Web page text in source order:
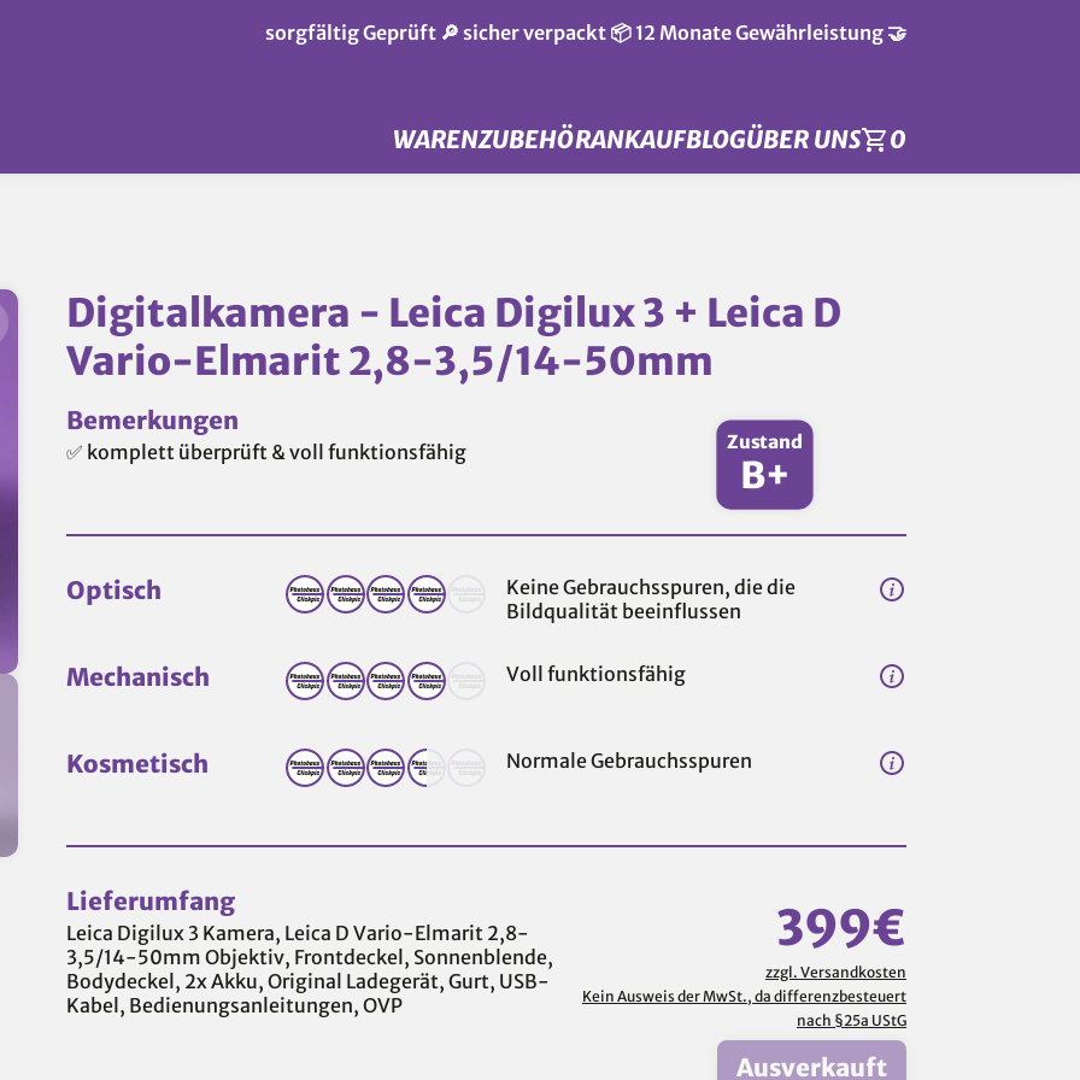
sorgfältig Geprüft 🔎 sicher verpackt 📦 12 Monate Gewährleistung 🤝
WARENZUBEHÖRANKAUFBLOGÜBER UNS 0
Digitalkamera - Leica Digilux 3 + Leica D
Vario-Elmarit 2,8-3,5/14-50mm
Bemerkungen
✅ komplett überprüft & voll funktionsfähig Zustand
B+
Optisch
Keine Gebrauchsspuren, die die
Bildqualität beeinflussen
Mechanisch Voll funktionsfähig
Kosmetisch Normale Gebrauchsspuren
Lieferumfang
Leica Digilux 3 Kamera, Leica D Vario-Elmarit 2,8-
3,5/14-50mm Objektiv, Frontdeckel, Sonnenblende,
Bodydeckel, 2x Akku, Original Ladegerät, Gurt, USB-
Kabel, Bedienungsanleitungen, OVP
399€
zzgl. Versandkosten
Kein Ausweis der MwSt., da differenzbesteuert
nach §25a UStG
Ausverkauft